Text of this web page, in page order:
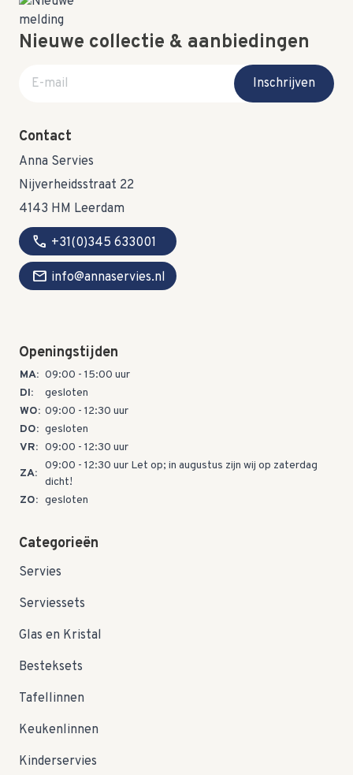
Nieuwe collectie & aanbiedingen
E-mail adres
Inschrijven
Contact
Anna Servies
Nijverheidsstraat 22
4143 HM Leerdam
call +31(0)345 633001
mail info@annaservies.nl
Openingstijden
MA: 09:00 - 15:00 uur
DI:
gesloten
WO: 09:00 - 12:30 uur
DO: gesloten
VR: 09:00 - 12:30 uur
ZA:
09:00 - 12:30 uur Let op; in augustus zijn wij op zaterdag
dicht!
ZO: gesloten
Categorieën
Servies
Serviessets
Glas en Kristal
Besteksets
Tafellinnen
Keukenlinnen
Kinderservies